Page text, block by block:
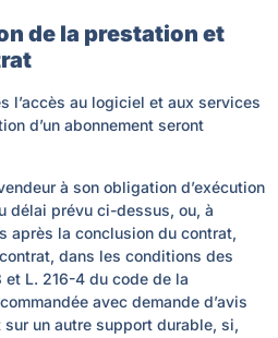
de la prestation et
l’accès au logiciel et aux services
d’un abonnement seront
à son obligation d’exécution
délai prévu ci-dessus, ou, à
après la conclusion du contrat,
dans les conditions des
L. 216-4 du code de la
avec demande d’avis
un autre support durable, si,